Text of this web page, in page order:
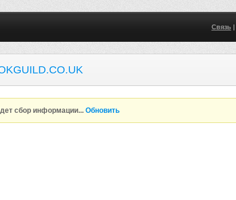
Связь|
сбор информации...Обновить